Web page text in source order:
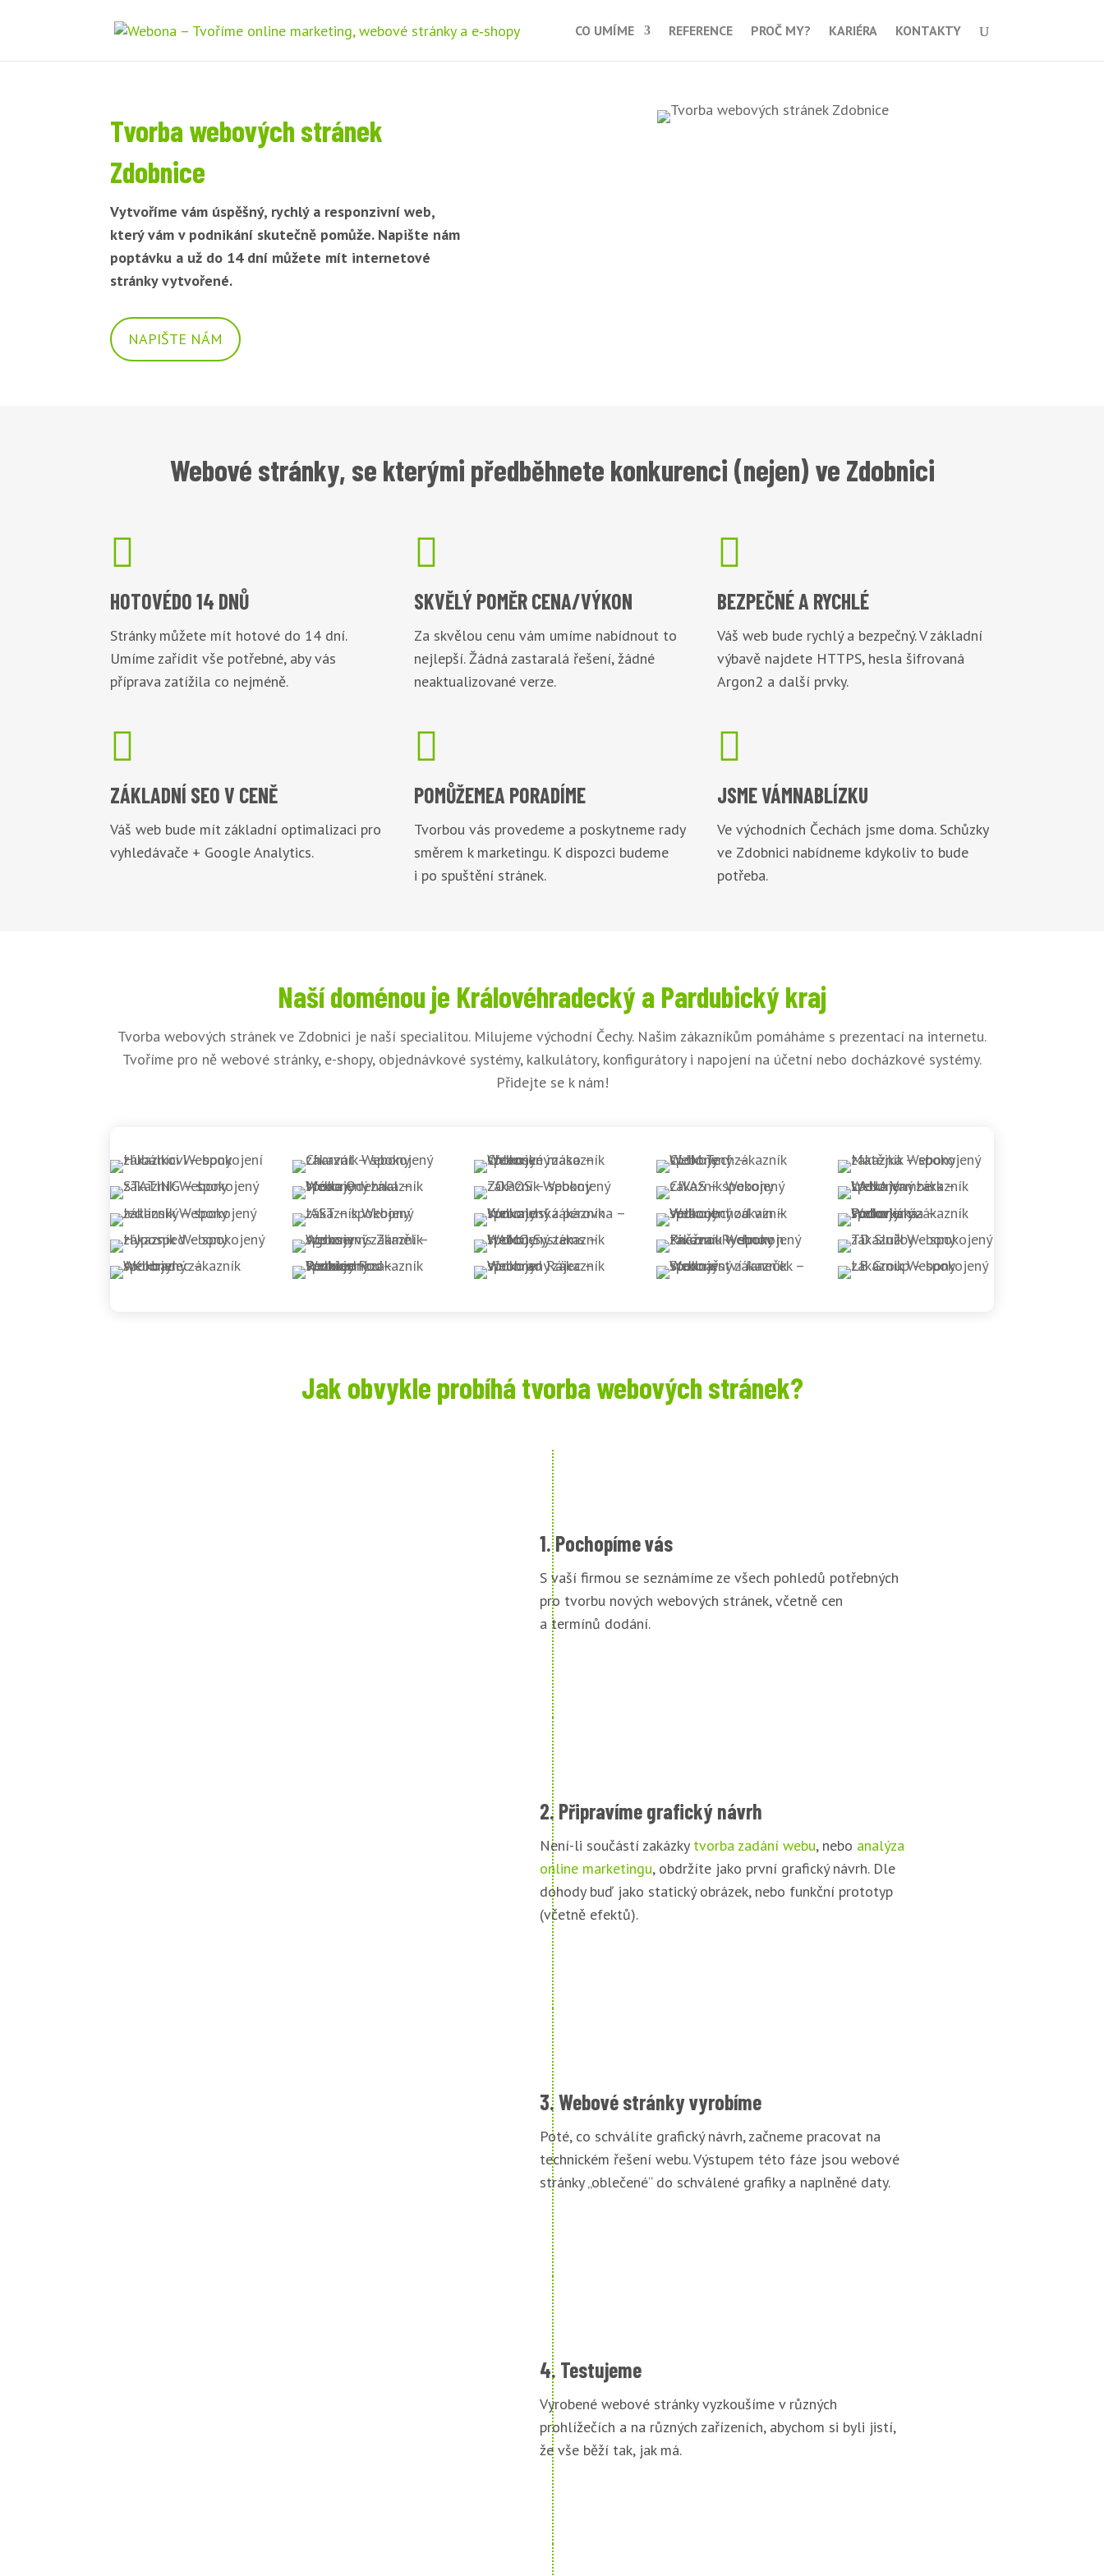
CO UMÍME REFERENCE PROČ MY? KARIÉRA KONTAKTY
Tvorba webových stránek
Zdobnice
Vytvoříme vám úspěšný, rychlý a responzivní web,
který vám v podnikání skutečně pomůže. Napište nám
poptávku a už do 14 dní můžete mít internetové
stránky vytvořené.
NAPIŠTE NÁM
Webové stránky, se kterými předběhnete konkurenci (nejen) ve Zdobnici

HOTOVÉDO 14 DNŮ
Stránky můžete mít hotové do 14 dní.
Umíme zařídit vše potřebné, aby vás
příprava zatížila co nejméně.

SKVĚLÝ POMĚRCENA/VÝKON
Za skvělou cenu vám umíme nabídnout to
nejlepší. Žádná zastaralá řešení, žádné
neaktualizované verze.

BEZPEČNÉA RYCHLÉ
Váš web bude rychlý a bezpečný. V základní
výbavě najdete HTTPS, hesla šifrovaná
Argon2 a další prvky.

ZÁKLADNÍ SEO V CENĚ
Váš web bude mít základní optimalizaci pro
vyhledávače + Google Analytics.

POMŮŽEMEA PORADÍME
Tvorbou vás provedeme a poskytneme rady
směrem k marketingu. K dispozci budeme
i po spuštění stránek.

JSME VÁMNABLÍZKU
Ve východních Čechách jsme doma. Schůzky
ve Zdobnici nabídneme kdykoliv to bude
potřeba.
Naší doménou je Královéhradecký a Pardubický kraj
Tvorba webových stránek ve Zdobnici je naší specialitou. Milujeme východní Čechy. Našim zákazníkům pomáháme s prezentací na internetu.
Tvoříme pro ně webové stránky, e-shopy, objednávkové systémy, kalkulátory, konfigurátory i napojení na účetní nebo docházkové systémy.
Přidejte se k nám!
Jak obvykle probíhá tvorba webových stránek?
1. Pochopíme vás
S vaší firmou se seznámíme ze všech pohledů potřebných
pro tvorbu nových webových stránek, včetně cen
a termínů dodání.
2. Připravíme grafický návrh
Není-li součástí zakázky tvorba zadání webu, nebo analýza
online marketingu, obdržíte jako první grafický návrh. Dle
dohody buď jako statický obrázek, nebo funkční prototyp
(včetně efektů).
3. Webové stránky vyrobíme
Poté, co schválíte grafický návrh, začneme pracovat na
technickém řešení webu. Výstupem této fáze jsou webové
stránky „oblečené“ do schválené grafiky a naplněné daty.
4. Testujeme
Vyrobené webové stránky vyzkoušíme v různých
prohlížečích a na různých zařízeních, abychom si byli jistí,
že vše běží tak, jak má.